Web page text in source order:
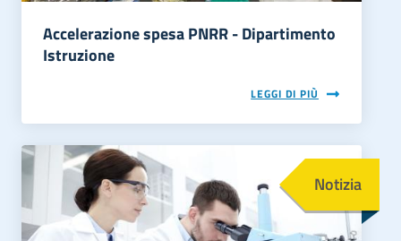
Accelerazione spesa PNRR - Dipartimento
Istruzione
LEGGI DI PIÙ
Immagine
Notizia